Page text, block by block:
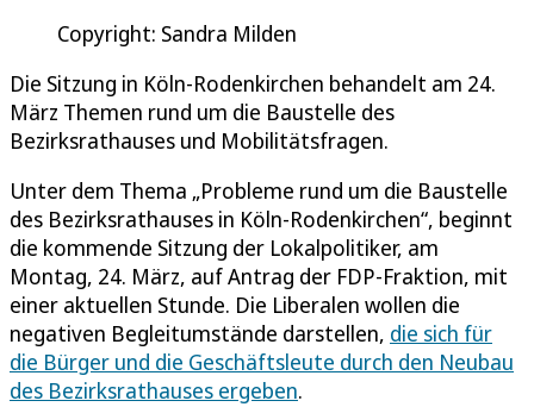
Copyright: Sandra Milden
Die Sitzung in Köln-Rodenkirchen behandelt am 24.
März Themen rund um die Baustelle des
Bezirksrathauses und Mobilitätsfragen.
Unter dem Thema „Probleme rund um die Baustelle
des Bezirksrathauses in Köln-Rodenkirchen“, beginnt
die kommende Sitzung der Lokalpolitiker, am
Montag, 24. März, auf Antrag der FDP-Fraktion, mit
einer aktuellen Stunde. Die Liberalen wollen die
negativen Begleitumstände darstellen, die sich für
die Bürger und die Geschäftsleute durch den Neubau
des Bezirksrathauses ergeben.